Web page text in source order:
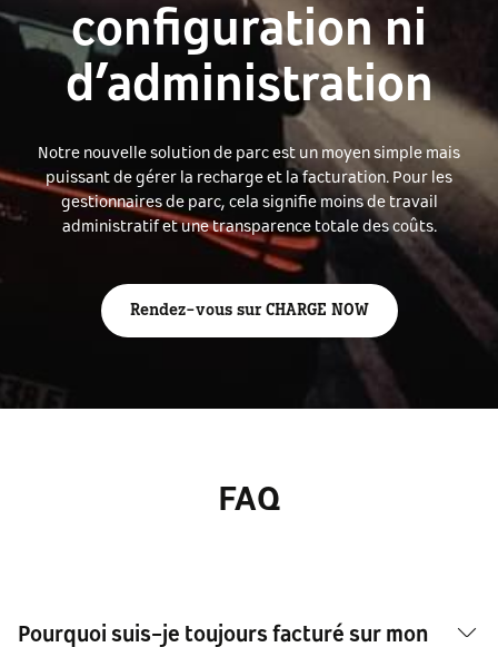
configuration ni
d’administration
Notre nouvelle solution de parc est un moyen simple mais
puissant de gérer la recharge et la facturation. Pour les
gestionnaires de parc, cela signifie moins de travail
administratif et une transparence totale des coûts.
Rendez-vous sur CHARGE NOW
FAQ
Pourquoi suis-je toujours facturé sur mon